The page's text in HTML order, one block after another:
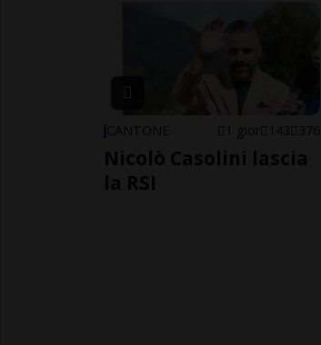
CANTONE 1 gior 143 376
Nicolò Casolini lascia
la RSI